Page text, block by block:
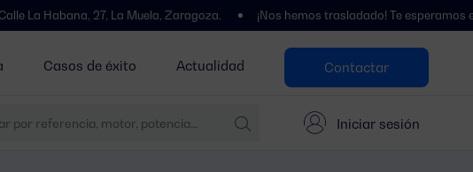
Casos de éxito Actualidad Contactar
Iniciar sesión
27, La Muela, Zaragoza. ¡Nos hemos trasladado! Te esperamos en